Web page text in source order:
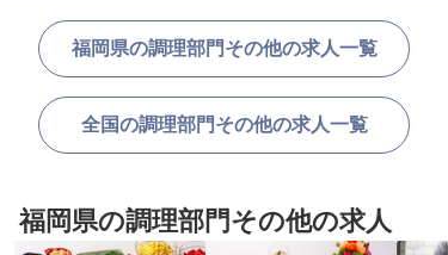
福岡県の調理部門その他の求人一覧
全国の調理部門その他の求人一覧
福岡県の調理部門その他の求人